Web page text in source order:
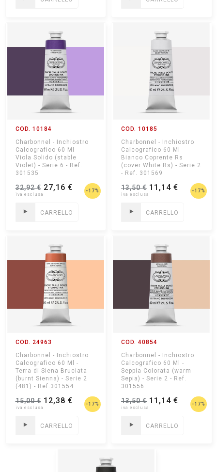
COD. 10184
Charbonnel - Inchiostro
Calcografico 60 Ml -
Viola Solido (stable
Violet) - Serie 6 - Ref.
301535
32,92 €27,16 € -17%
CARRELLO
COD. 10185
Charbonnel - Inchiostro
Calcografico 60 Ml -
Bianco Coprente Rs
(cover White Rs) - Serie 2
- Ref. 301569
13,50 € 11,14 € -17%
CARRELLO
COD. 24963
Charbonnel - Inchiostro
Calcografico 60 Ml -
Terra di Siena Bruciata
(burnt Sienna) - Serie 2
(481) - Ref.301554
15,00 €12,38 € -17%
CARRELLO
COD. 40854
Charbonnel - Inchiostro
Calcografico 60 Ml -
Seppia Colorata (warm
Sepia) - Serie 2 - Ref.
301556
13,50 € 11,14 € -17%
CARRELLO